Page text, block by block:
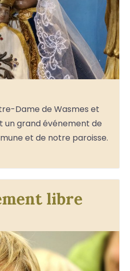
Dame de Wasmes et
un grand événement de
et de notre paroisse.
libre